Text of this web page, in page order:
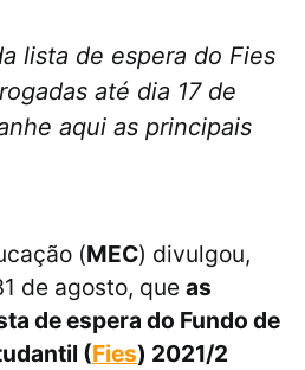
lista de espera do Fies
até dia 17 de
aqui as principais
(MEC) divulgou,
de agosto, que as
de espera do Fundo de
(Fies) 2021/2